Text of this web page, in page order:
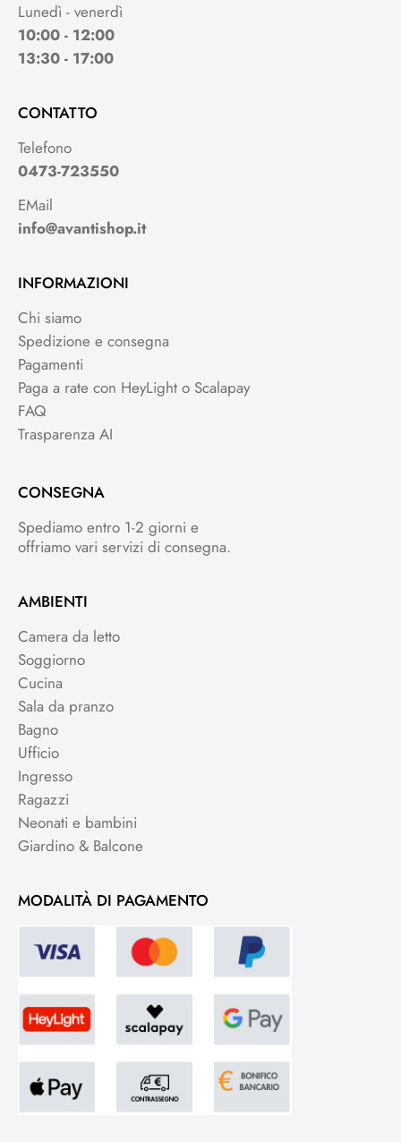
Lunedì - venerdì
10:00 - 12:00
13:30 - 17:00
CONTATTO
Telefono
0473-723550
EMail
info@avantishop.it
INFORMAZIONI
Chi siamo
Spedizione e consegna
Pagamenti
Paga a rate con HeyLight o Scalapay
FAQ
Trasparenza AI
CONSEGNA
Spediamo entro 1-2 giorni e
offriamo vari servizi di consegna.
AMBIENTI
Camera da letto
Soggiorno
Cucina
Sala da pranzo
Bagno
Ufficio
Ingresso
Ragazzi
Neonati e bambini
Giardino & Balcone
MODALITÀ DI PAGAMENTO